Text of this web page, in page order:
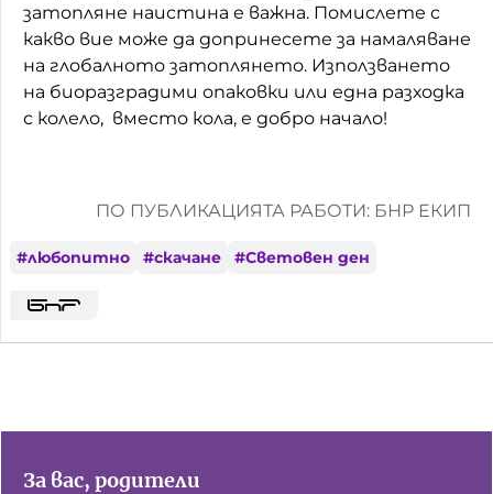
затопляне наистина е важна. Помислете с
какво вие може да допринесете за намаляване
на глобалното затоплянето. Използването
на биоразградими опаковки или една разходка
с колело, вместо кола, е добро начало!
ПО ПУБЛИКАЦИЯТА РАБОТИ: БНР ЕКИП
#любопитно #скачане #Световен ден
За вас, родители